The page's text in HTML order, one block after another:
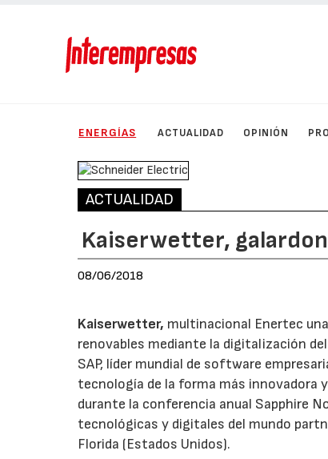
ENERGÍAS ACTUALIDAD OPINIÓN
ACTUALIDAD
Kaiserwetter,
08/06/2018
Kaiserwetter, multinacional Enertec
renovables mediante la digitalización
SAP, líder mundial de software
tecnología de la forma más innovadora
durante la conferencia anual Sapphire
tecnológicas y digitales del mundo
Florida (Estados Unidos).